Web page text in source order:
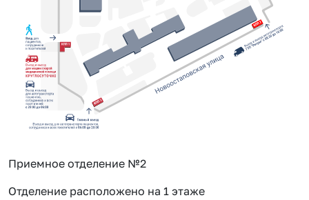
Приемное отделение №2
Отделение расположено на 1 этаже